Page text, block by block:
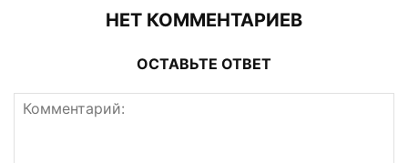
НЕТ КОММЕНТАРИЕВ
ОСТАВЬТЕ ОТВЕТ